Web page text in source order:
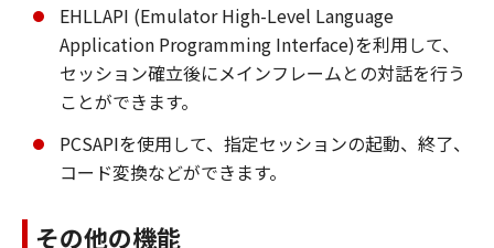
EHLLAPI (Emulator High-Level Language
Application Programming Interface)を利用して、
セッション確立後にメインフレームとの対話を行う
ことができます。
PCSAPIを使用して、指定セッションの起動、終了、
コード変換などができます。
その他の機能